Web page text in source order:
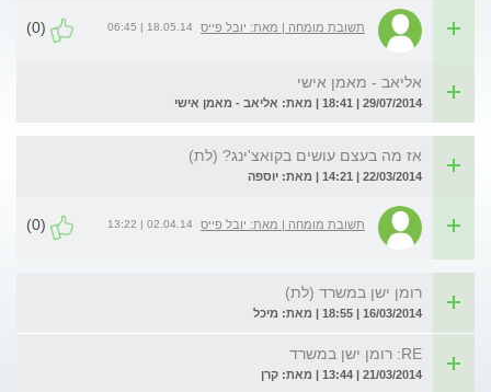
תשובת מומחה | מאת: יובל פייס 18.05.14 | 06:45
(0)
אליאב - מאמן אישי
29/07/2014 | 18:41 | מאת: אליאב - מאמן אישי
אז מה בעצם עושים בקואצ'ינג? (לת)
22/03/2014 | 14:21 | מאת: יוספה
תשובת מומחה | מאת: יובל פייס 02.04.14 | 13:22
(0)
רומן ישן במשרד (לת)
16/03/2014 | 18:55 | מאת: מיכל
RE: רומן ישן במשרד
21/03/2014 | 13:44 | מאת: קרן